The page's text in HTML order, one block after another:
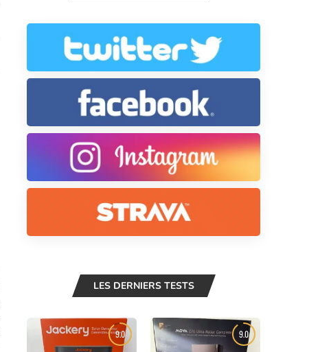
LES DERNIERS TESTS
9.0 9.0